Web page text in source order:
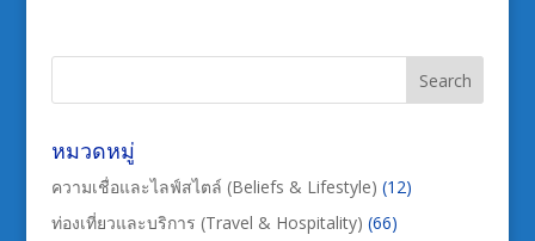
หมวดหมู่
ความเชื่อและไลฟ์สไตล์ (Beliefs & Lifestyle) (12)
ท่องเที่ยวและบริการ (Travel & Hospitality) (66)